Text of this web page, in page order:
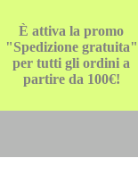
È attiva la promo
"Spedizione gratuita"
per tutti gli ordini a
partire da 100€!